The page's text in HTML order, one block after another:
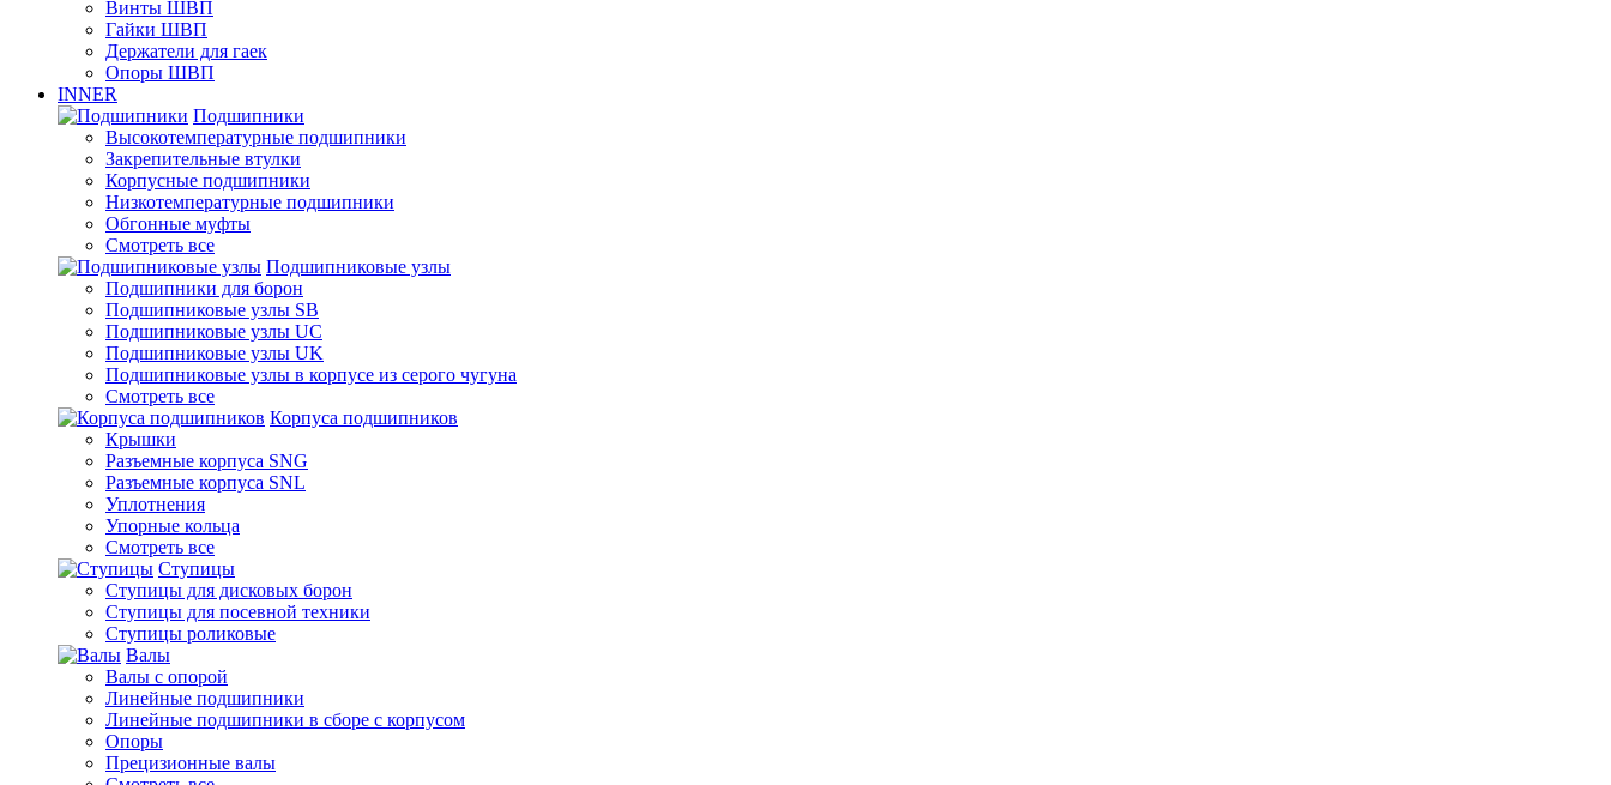
Винты ШВП
Гайки ШВП
Держатели для гаек
Опоры ШВП
INNER
Подшипники
Высокотемпературные подшипники
Закрепительные втулки
Корпусные подшипники
Низкотемпературные подшипники
Обгонные муфты
Смотреть все
Подшипниковые узлы
Подшипники для борон
Подшипниковые узлы SB
Подшипниковые узлы UC
Подшипниковые узлы UK
Подшипниковые узлы в корпусе из серого чугуна
Смотреть все
Корпуса подшипников
Крышки
Разъемные корпуса SNG
Разъемные корпуса SNL
Уплотнения
Упорные кольца
Смотреть все
Ступицы
Ступицы для дисковых борон
Ступицы для посевной техники
Ступицы роликовые
Валы
Валы с опорой
Линейные подшипники
Линейные подшипники в сборе с корпусом
Опоры
Прецизионные валы